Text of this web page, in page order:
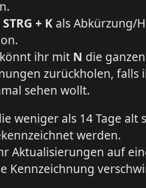
STRG + K als Abkürzung/
ihr mit N die
zurückholen,
sehen wollt.
weniger als 14 Tage alt
werden.
Aktualisierungen auf
Kennzeichnung